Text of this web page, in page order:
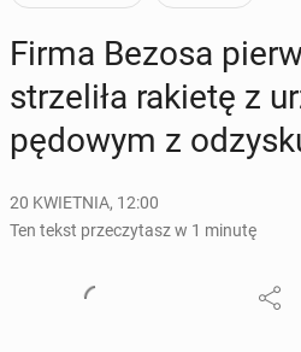
Firma Bezosa
strze­li­ła rakietę z
pę­do­wym z
20 KWIETNIA, 12:00
Ten tekst przeczytasz w 1 minutę